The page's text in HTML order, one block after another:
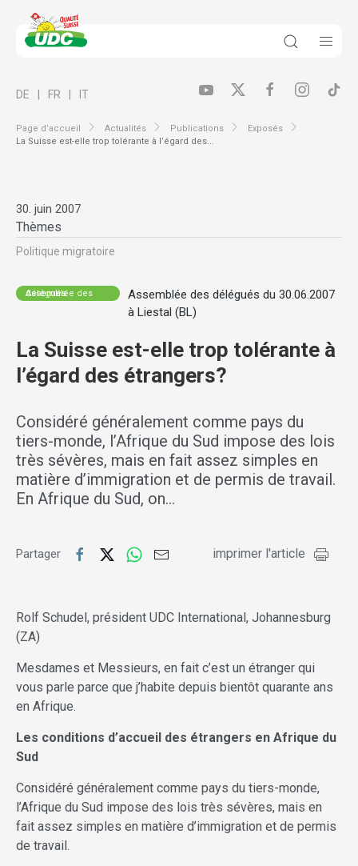
Page d’accueil Actualités Publications
Exposés
La Suisse est-elle trop tolérante à l’égard des...
DE FR IT
30. juin 2007
Thèmes
Politique migratoire
Assemblée des délégués
Assemblée des délégués du 30.06.2007
à Liestal (BL)
La Suisse est-elle trop tolérante à
l’égard des étrangers?
Considéré généralement comme pays du
tiers-monde, l’Afrique du Sud impose des lois
très sévères, mais en fait assez simples en
matière d’immigration et de permis de travail.
En Afrique du Sud, on…
Partager imprimer l'article
Rolf Schudel, président UDC International, Johannesburg
(ZA)
Mesdames et Messieurs, en fait c’est un étranger qui
vous parle parce que j’habite depuis bientôt quarante ans
en Afrique.
Les conditions d’accueil des étrangers en Afrique du
Sud
Considéré généralement comme pays du tiers-monde,
l’Afrique du Sud impose des lois très sévères, mais en
fait assez simples en matière d’immigration et de permis
de travail.